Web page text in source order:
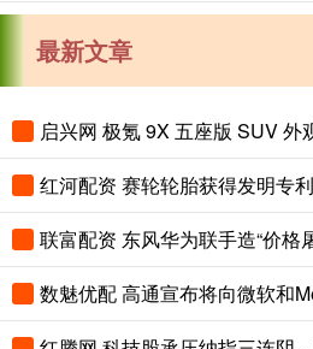
最新文章
数魅优配 高通宣布将向微软和